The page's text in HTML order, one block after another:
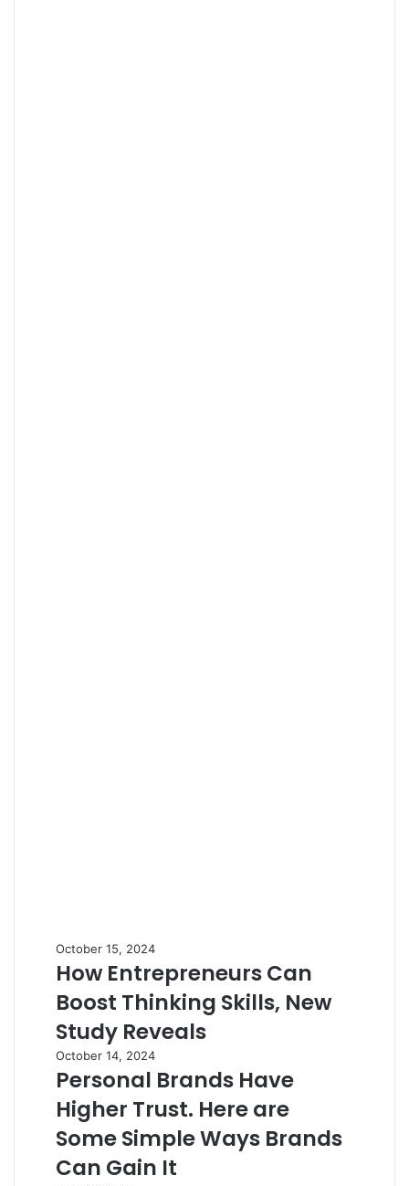
October 15, 2024
How Entrepreneurs Can
Boost Thinking Skills, New
Study Reveals
October 14, 2024
Personal Brands Have
Higher Trust. Here are
Some Simple Ways Brands
Can Gain It